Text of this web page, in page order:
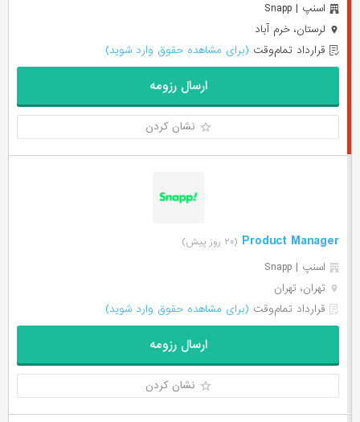
اسنپ | Snapp
لرستان، خرم آباد
قرارداد تمام‌وقت (برای مشاهده حقوق وارد شوید)
ارسال رزومه
نشان کردن
Product Manager (۲۰ روز پیش)
اسنپ | Snapp
تهران، تهران
قرارداد تمام‌وقت (برای مشاهده حقوق وارد شوید)
ارسال رزومه
نشان کردن